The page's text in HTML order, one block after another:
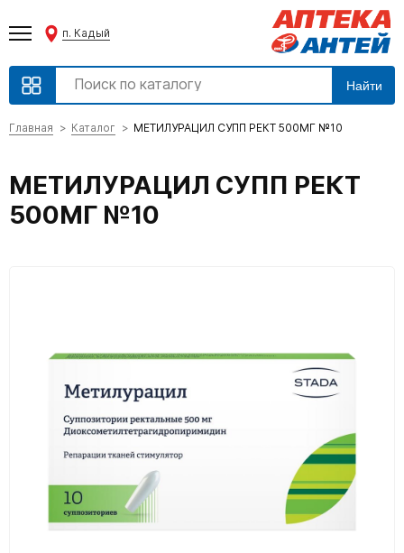
п. Кадый
Найти
Главная Каталог МЕТИЛУРАЦИЛ СУПП РЕКТ 500МГ №10
МЕТИЛУРАЦИЛ СУПП РЕКТ
500МГ №10